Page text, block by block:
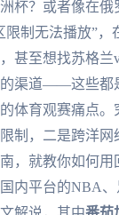
杯？或者像在俄
限制无法播放”，
甚至想找苏格兰
渠道——这些都
体育观赛痛点。
制，二是跨洋网
，就教你如何
内平台的NBA